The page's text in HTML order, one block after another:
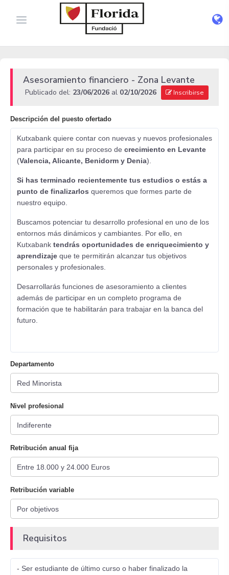
Asesoramiento financiero - Zona Levante
Publicado del: 23/06/2026 al 02/10/2026 Inscribirse
Descripción del puesto ofertado
Kutxabank quiere contar con nuevas y nuevos profesionales
para participar en su proceso de crecimiento en Levante
(Valencia, Alicante, Benidorm y Denia).
Si has terminado recientemente tus estudios o estás a
punto de finalizarlos queremos que formes parte de
nuestro equipo.
Buscamos potenciar tu desarrollo profesional en uno de los
entornos más dinámicos y cambiantes. Por ello, en
Kutxabank tendrás oportunidades de enriquecimiento y
aprendizaje que te permitirán alcanzar tus objetivos
personales y profesionales.
Desarrollarás funciones de asesoramiento a clientes
además de participar en un completo programa de
formación que te habilitarán para trabajar en la banca del
futuro.
Departamento
Nivel profesional
Retribución anual fija
Retribución variable
Requisitos
- Ser estudiante de último curso o haber finalizado la